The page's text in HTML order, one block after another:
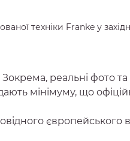
техніки Franke у
реальні фото та
мінімуму, що
європейського